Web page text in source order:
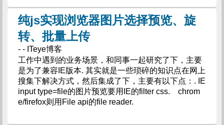
纯js实现浏览器图片选择预览、旋
转、批量上传
- - ITeye博客
工作中遇到的业务场景，和同事一起研究了下，主要
是为了兼容IE版本. 其实就是一些琐碎的知识点在网上
搜集下解决方式，然后集成了下，主要有以下点：. IE
input type=file的图片预览要用IE的filter css. chrom
e/firefox则用File api的file reader.